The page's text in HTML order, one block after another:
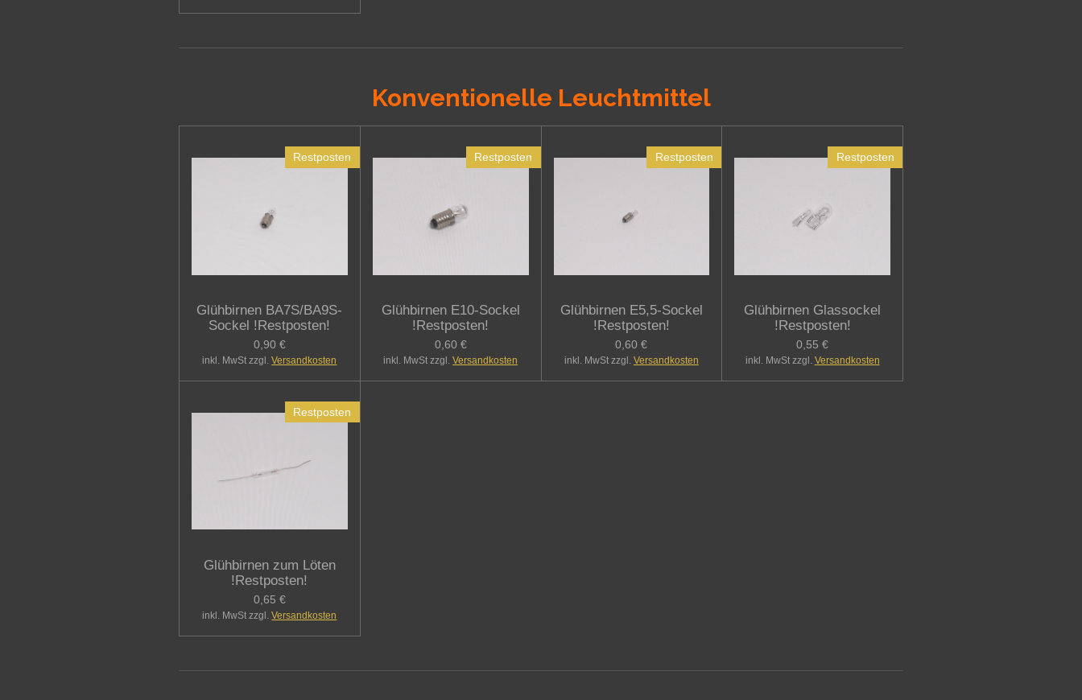
Konventionelle Leuchtmittel
Restposten
Glühbirnen BA7S/BA9S-
Sockel !Restposten!
0,90 €
inkl. MwSt zzgl.Versandkosten
Restposten
Glühbirnen E10-Sockel
!Restposten!
0,60 €
inkl. MwSt zzgl.Versandkosten
Restposten
Glühbirnen E5,5-Sockel
!Restposten!
0,60 €
inkl. MwSt zzgl. Versandkosten
Restposten
Glühbirnen Glassockel
!Restposten!
0,55 €
inkl. MwSt zzgl. Versandkosten
Restposten
Glühbirnen zum Löten
!Restposten!
0,65 €
inkl. MwSt zzgl.Versandkosten